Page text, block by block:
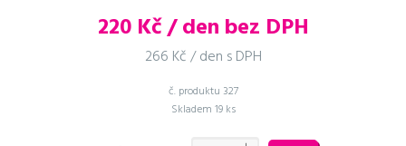
220Kč / den bez DPH
266 Kč / den s DPH
č. produktu 327
Skladem 19 ks